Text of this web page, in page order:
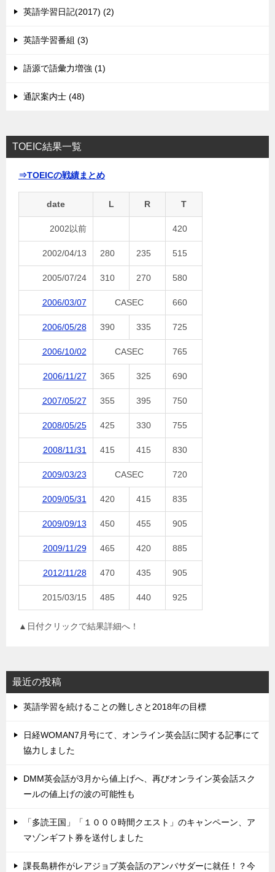
英語学習日記(2017) (2)
英語学習番組 (3)
語源で語彙力増強 (1)
通訳案内士 (48)
TOEIC結果一覧
⇒TOEICの戦績まとめ
date L R T
2002以前 420
2002/04/13 280 235 515
2005/07/24 310 270 580
2006/03/07 CASEC 660
2006/05/28 390 335 725
2006/10/02 CASEC 765
2006/11/27 365 325 690
2007/05/27 355 395 750
2008/05/25 425 330 755
2008/11/31 415 415 830
2009/03/23 CASEC 720
2009/05/31 420 415 835
2009/09/13 450 455 905
2009/11/29 465 420 885
2012/11/28 470 435 905
2015/03/15 485 440 925
▲日付クリックで結果詳細へ！
最近の投稿
英語学習を続けることの難しさと2018年の目標
日経WOMAN7月号にて、オンライン英会話に関する記事にて
協力しました
DMM英会話が3月から値上げへ、再びオンライン英会話スク
ールの値上げの波の可能性も
「多読王国」「１０００時間クエスト」のキャンペーン、ア
マゾンギフト券を送付しました
課長島耕作がレアジョブ英会話のアンバサダーに就任！？今